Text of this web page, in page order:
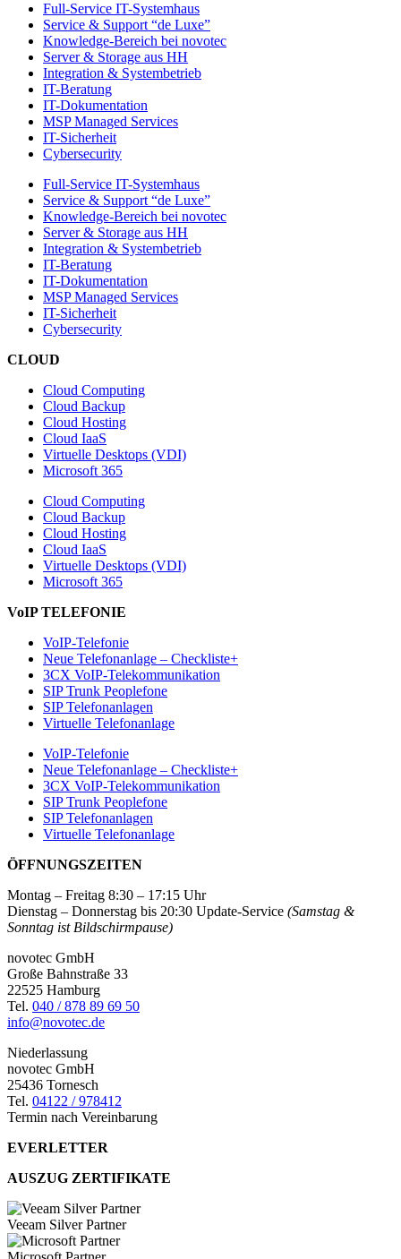
Full-Service IT-Systemhaus
Service & Support “de Luxe”
Knowledge-Bereich bei novotec
Server & Storage aus HH
Integration & Systembetrieb
IT-Beratung
IT-Dokumentation
MSP Managed Services
IT-Sicherheit
Cybersecurity
Full-Service IT-Systemhaus
Service & Support “de Luxe”
Knowledge-Bereich bei novotec
Server & Storage aus HH
Integration & Systembetrieb
IT-Beratung
IT-Dokumentation
MSP Managed Services
IT-Sicherheit
Cybersecurity
CLOUD
Cloud Computing
Cloud Backup
Cloud Hosting
Cloud IaaS
Virtuelle Desktops (VDI)
Microsoft 365
Cloud Computing
Cloud Backup
Cloud Hosting
Cloud IaaS
Virtuelle Desktops (VDI)
Microsoft 365
VoIP TELEFONIE
VoIP-Telefonie
Neue Telefonanlage – Checkliste+
3CX VoIP-Telekommunikation
SIP Trunk Peoplefone
SIP Telefonanlagen
Virtuelle Telefonanlage
VoIP-Telefonie
Neue Telefonanlage – Checkliste+
3CX VoIP-Telekommunikation
SIP Trunk Peoplefone
SIP Telefonanlagen
Virtuelle Telefonanlage
ÖFFNUNGSZEITEN
Montag – Freitag 8:30 – 17:15 Uhr
Dienstag – Donnerstag bis 20:30 Update-Service (Samstag &
Sonntag ist Bildschirmpause)
novotec GmbH
Große Bahnstraße 33
22525 Hamburg
Tel. 040 / 878 89 69 50
info@novotec.de
Niederlassung
novotec GmbH
25436 Tornesch
Tel. 04122 / 978412
Termin nach Vereinbarung
EVERLETTER
AUSZUG ZERTIFIKATE
Veeam Silver Partner